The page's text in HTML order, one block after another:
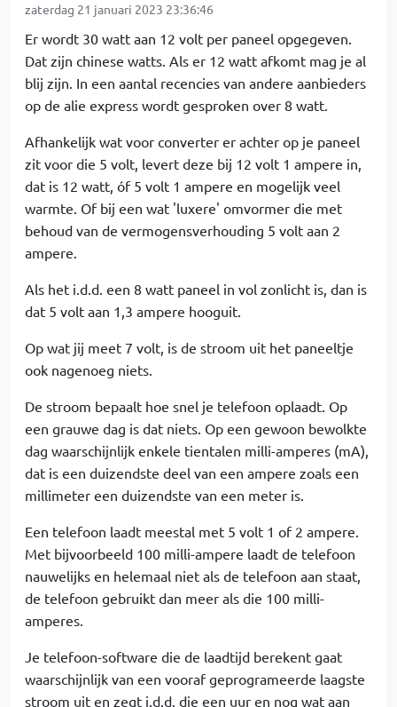
zaterdag 21 januari 2023 23:36:46
Er wordt 30 watt aan 12 volt per paneel opgegeven.
Dat zijn chinese watts. Als er 12 watt afkomt mag je al
blij zijn. In een aantal recencies van andere aanbieders
op de alie express wordt gesproken over 8 watt.
Afhankelijk wat voor converter er achter op je paneel
zit voor die 5 volt, levert deze bij 12 volt 1 ampere in,
dat is 12 watt, óf 5 volt 1 ampere en mogelijk veel
warmte. Of bij een wat 'luxere' omvormer die met
behoud van de vermogensverhouding 5 volt aan 2
ampere.
Als het i.d.d. een 8 watt paneel in vol zonlicht is, dan is
dat 5 volt aan 1,3 ampere hooguit.
Op wat jij meet 7 volt, is de stroom uit het paneeltje
ook nagenoeg niets.
De stroom bepaalt hoe snel je telefoon oplaadt. Op
een grauwe dag is dat niets. Op een gewoon bewolkte
dag waarschijnlijk enkele tientalen milli-amperes (mA),
dat is een duizendste deel van een ampere zoals een
millimeter een duizendste van een meter is.
Een telefoon laadt meestal met 5 volt 1 of 2 ampere.
Met bijvoorbeeld 100 milli-ampere laadt de telefoon
nauwelijks en helemaal niet als de telefoon aan staat,
de telefoon gebruikt dan meer als die 100 milli-
amperes.
Je telefoon-software die de laadtijd berekent gaat
waarschijnlijk van een vooraf geprogrameerde laagste
stroom uit en zegt i.d.d. die een uur en nog wat aan